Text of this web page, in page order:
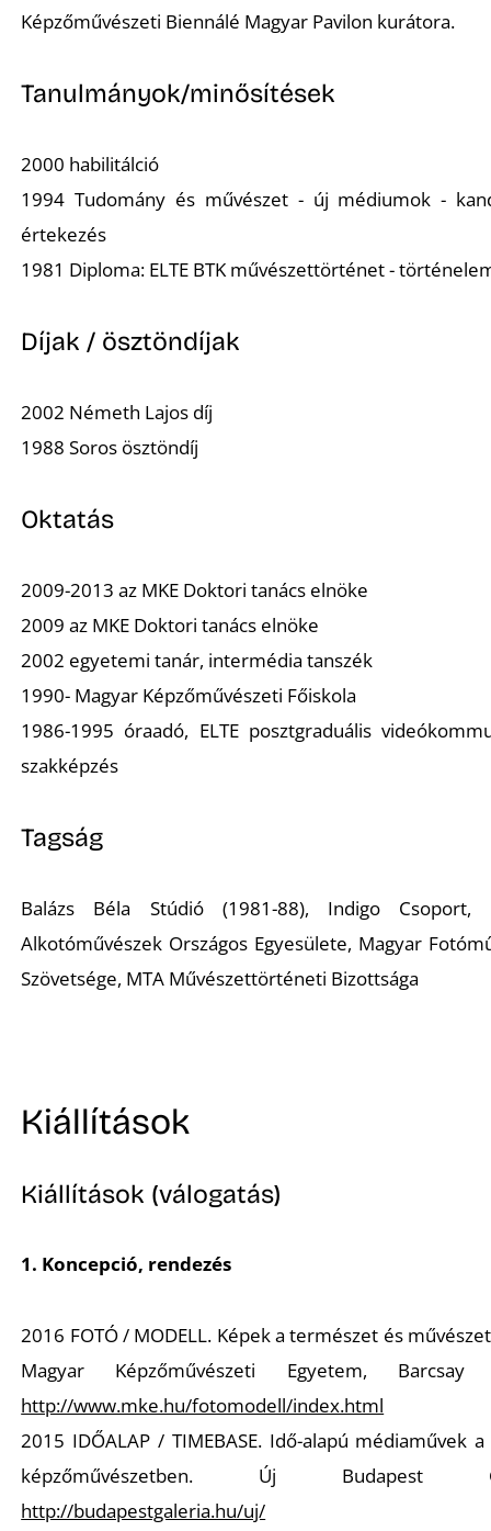
Képzőművészeti Biennálé Magyar Pavilon kurátora.
Tanulmányok/minősítések
2000 habilitálció
1994 Tudomány és művészet - új médiumok -
értekezés
1981 Diploma: ELTE BTK művészettörténet -
Díjak / ösztöndíjak
2002 Németh Lajos díj
1988 Soros ösztöndíj
Oktatás
2009-2013 az MKE Doktori tanács elnöke
2009 az MKE Doktori tanács elnöke
2002 egyetemi tanár, intermédia tanszék
1990- Magyar Képzőművészeti Főiskola
1986-1995 óraadó, ELTE posztgraduális
szakképzés
Tagság
Balázs Béla Stúdió (1981-88), Indigo Csoport,
Alkotóművészek Országos Egyesülete, Magyar
Szövetsége, MTA Művészettörténeti Bizottsága
Kiállítások
Kiállítások (válogatás)
1. Koncepció, rendezés
2016 FOTÓ / MODELL. Képek a természet és
Magyar Képzőművészeti Egyetem, Barcsay
http://www.mke.hu/fotomodell/index.html
2015 IDŐALAP / TIMEBASE. Idő-alapú médiaművek
képzőművészetben. Új Budapest
http://budapestgaleria.hu/uj/